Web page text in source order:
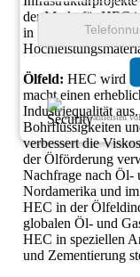
Wir gewährleisten
der Markt für HEC
in Industriequalität
Ölfeld: HEC wird in
macht einen
Industriequalität
Bohrflüssigkeiten
verbessert die
der Ölförderung
Nachfrage nach Öl-
Nordamerika und
HEC in der
globalen Öl- und
HEC in speziellen
und Zementierung